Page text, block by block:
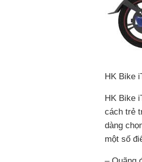
HK Bike
HK Bike
cách trẻ
dàng
một số